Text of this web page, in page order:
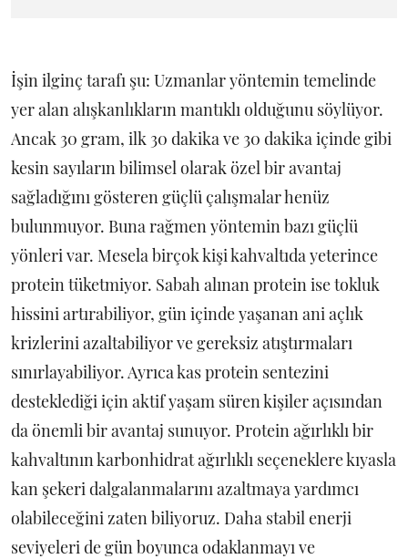
İşin ilginç tarafı şu: Uzmanlar yöntemin temelinde
yer alan alışkanlıkların mantıklı olduğunu söylüyor.
Ancak 30 gram, ilk 30 dakika ve 30 dakika içinde gibi
kesin sayıların bilimsel olarak özel bir avantaj
sağladığını gösteren güçlü çalışmalar henüz
bulunmuyor. Buna rağmen yöntemin bazı güçlü
yönleri var. Mesela birçok kişi kahvaltıda yeterince
protein tüketmiyor. Sabah alınan protein ise tokluk
hissini artırabiliyor, gün içinde yaşanan ani açlık
krizlerini azaltabiliyor ve gereksiz atıştırmaları
sınırlayabiliyor. Ayrıca kas protein sentezini
desteklediği için aktif yaşam süren kişiler açısından
da önemli bir avantaj sunuyor. Protein ağırlıklı bir
kahvaltının karbonhidrat ağırlıklı seçeneklere kıyasla
kan şekeri dalgalanmalarını azaltmaya yardımcı
olabileceğini zaten biliyoruz. Daha stabil enerji
seviyeleri de gün boyunca odaklanmayı ve